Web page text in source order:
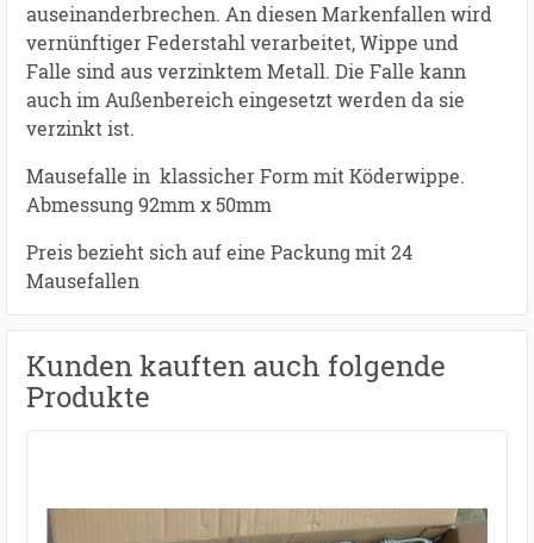
auseinanderbrechen. An diesen Markenfallen wird
vernünftiger Federstahl verarbeitet, Wippe und
Falle sind aus verzinktem Metall. Die Falle kann
auch im Außenbereich eingesetzt werden da sie
verzinkt ist.
Mausefalle in klassicher Form mit Köderwippe.
Abmessung 92mm x 50mm
Preis bezieht sich auf eine Packung mit 24
Mausefallen
Kunden kauften auch folgende
Produkte